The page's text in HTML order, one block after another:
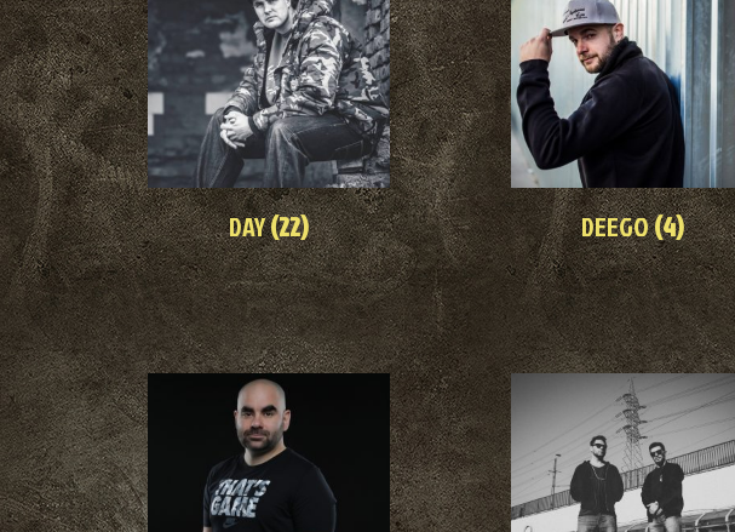
DAY(22) DEEGO(4)